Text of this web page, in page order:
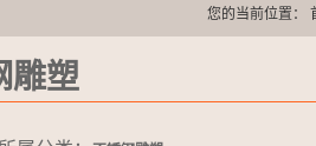
您的当前位置：
雕塑